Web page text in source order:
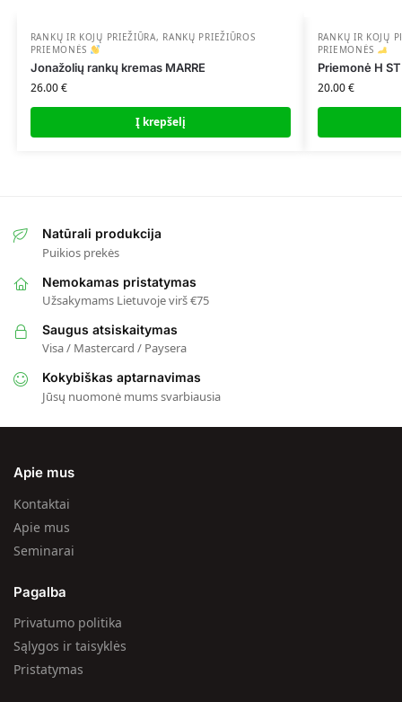
RANKŲ IR KOJŲ PRIEŽIŪRA, RANKŲ PRIEŽIŪROS
PRIEMONĖS
Jonažolių rankų kremas MARRE
26.00€
Į krepšelį
RANKŲ IR KOJŲ
PRIEMONĖS
Priemonė H
20.00€
Natūrali produkcija
Puikios prekės
Nemokamas pristatymas
Užsakymams Lietuvoje virš €75
Saugus atsiskaitymas
Visa / Mastercard / Paysera
Kokybiškas aptarnavimas
Jūsų nuomonė mums svarbiausia
Apie mus
Kontaktai
Apie mus
Seminarai
Pagalba
Privatumo politika
Sąlygos ir taisyklės
Pristatymas